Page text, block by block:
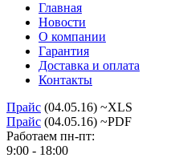
Главная
Новости
О компании
Гарантия
Доставка и оплата
Контакты
Прайс (04.05.16) ~XLS
Прайс (04.05.16) ~PDF
Работаем пн-пт:
9:00 - 18:00